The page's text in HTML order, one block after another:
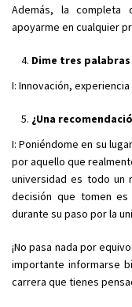
Además, la completa
apoyarme en cualquier
Dime tres palabras
I: Innovación,
¿Una
I: Poniéndome en su
por aquello que
universidad es todo un
decisión que tomen
durante su paso por la
¡No pasa nada por
importante informarse
carrera que tienes